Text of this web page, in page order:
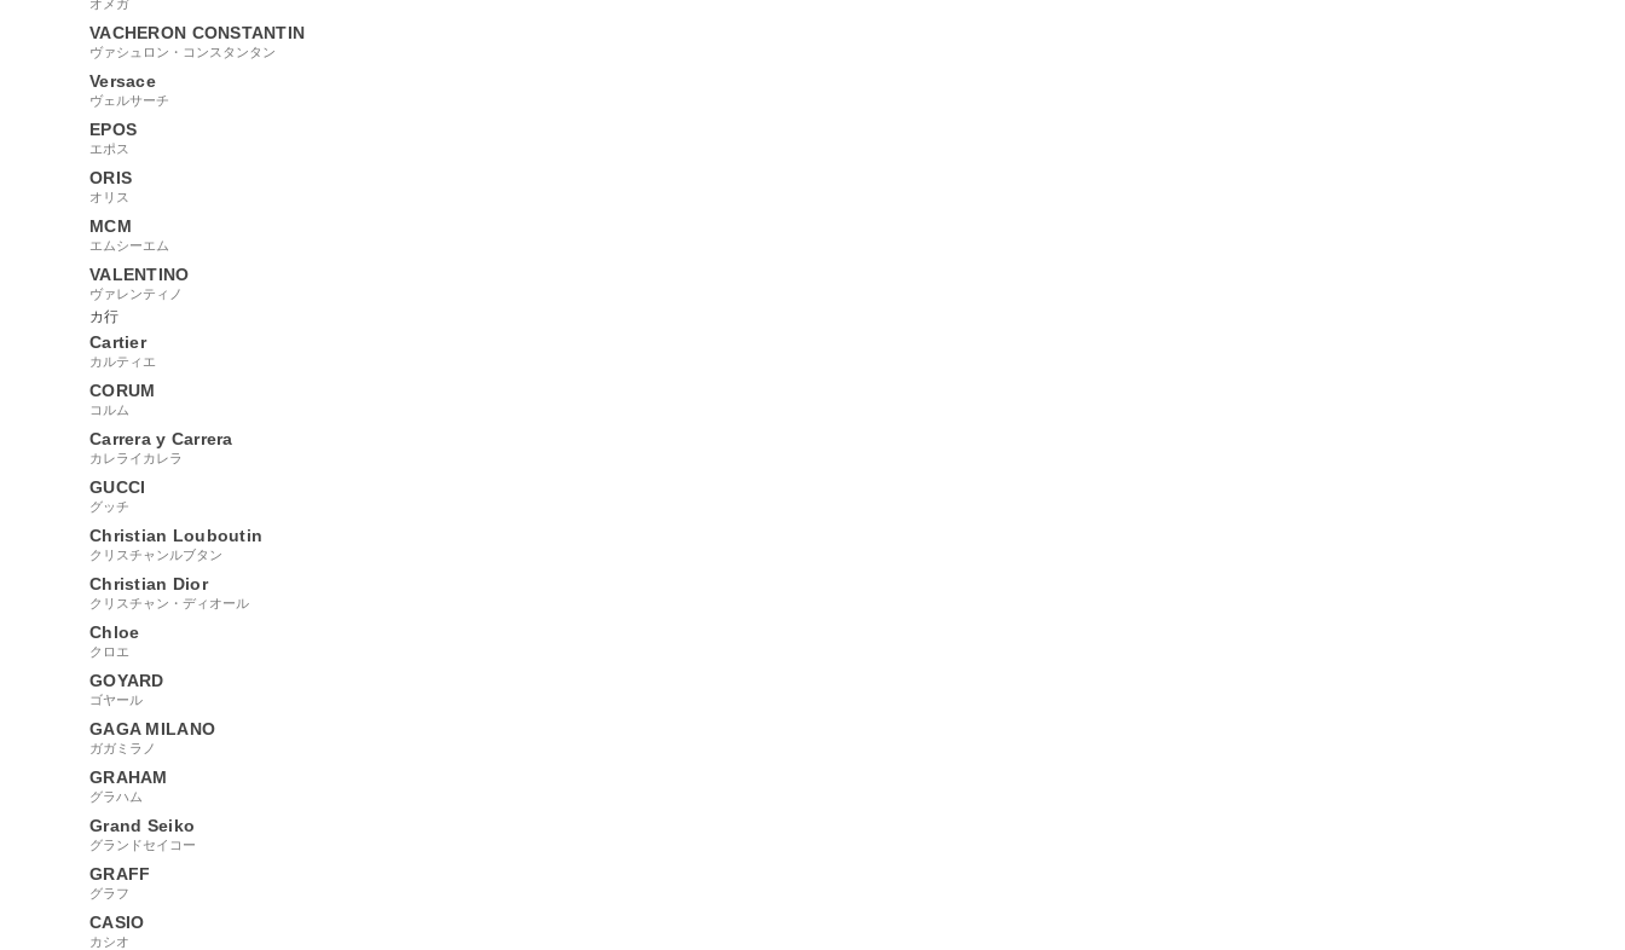
オメガ
VACHERON CONSTANTIN
ヴァシュロン・コンスタンタン
Versace
ヴェルサーチ
EPOS
エポス
ORIS
オリス
MCM
エムシーエム
VALENTINO
ヴァレンティノ
カ行
Cartier
カルティエ
CORUM
コルム
Carrera y Carrera
カレライカレラ
GUCCI
グッチ
Christian Louboutin
クリスチャンルブタン
Christian Dior
クリスチャン・ディオール
Chloe
クロエ
GOYARD
ゴヤール
GAGA MILANO
ガガミラノ
GRAHAM
グラハム
Grand Seiko
グランドセイコー
GRAFF
グラフ
CASIO
カシオ